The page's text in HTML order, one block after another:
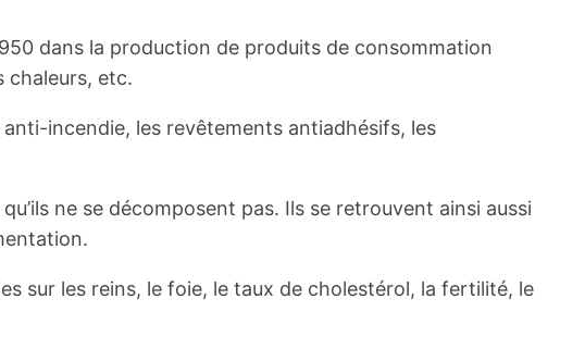
dans la production de produits de consommation
chaleurs, etc.
incendie, les revêtements antiadhésifs, les
ne se décomposent pas. Ils se retrouvent ainsi aussi
sur les reins, le foie, le taux de cholestérol, la fertilité, le